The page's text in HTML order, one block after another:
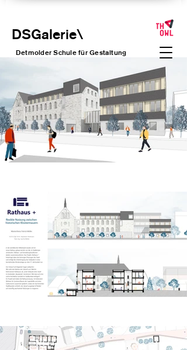
\
DSGalerie
Detmolder Schule für Gestaltung